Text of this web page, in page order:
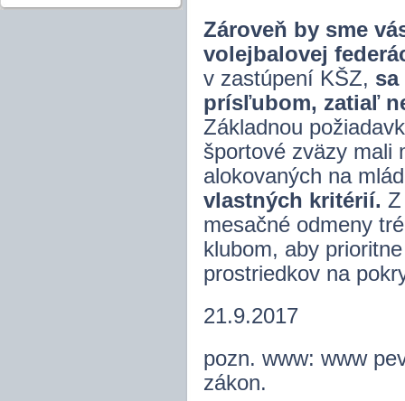
Zároveň by sme
volejbalovej
v zastúpení KŠZ,
prísľubom, zatiaľ
Základnou
športové zväzy mali
alokovaných na
vlastných kritérií.
mesačné odmeny
klubom, aby
prostriedkov na
21.9.2017
pozn. www: www
zákon.